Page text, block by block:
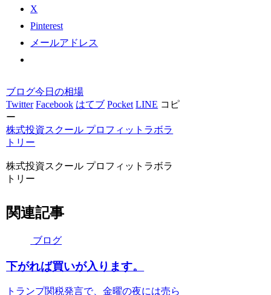
X
Pinterest
メールアドレス
ブログ今日の相場
Twitter Facebook はてブ Pocket LINE コピ
ー
株式投資スクール プロフィットラボラ
トリー
株式投資スクール プロフィットラボラ
トリー
関連記事
ブログ
下がれば買いが入ります。
トランプ関税発言で、金曜の夜には売ら